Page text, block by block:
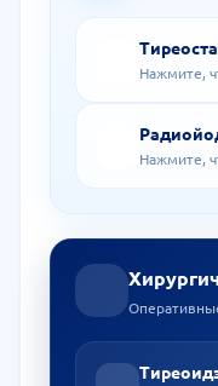
Нажмите,
Нажмите,